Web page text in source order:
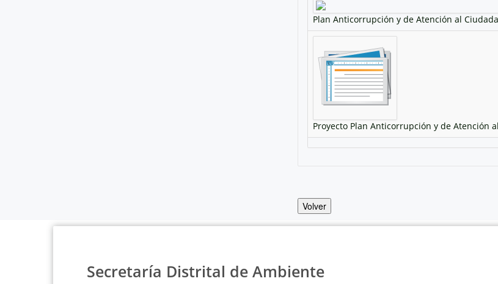
Plan Anticorrupción y de Atención al
Proyecto Plan Anticorrupción y de Atención
Volver
Secretaría Distrital de Ambiente